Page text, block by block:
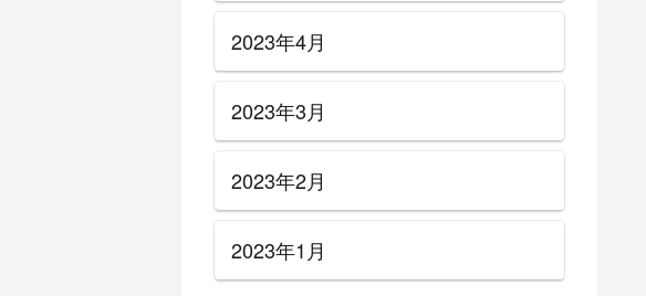
2023年4月
2023年3月
2023年2月
2023年1月